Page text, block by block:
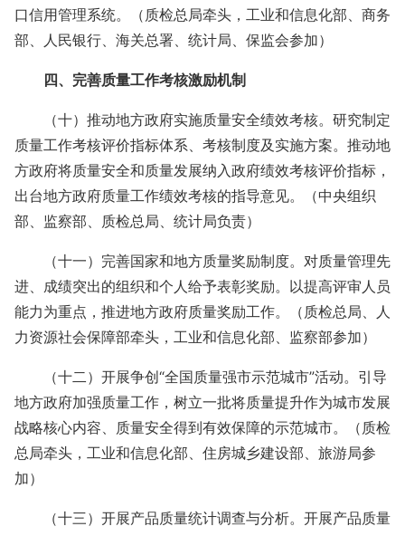
口信用管理系统。（质检总局牵头，工业和信息化部、商务
部、人民银行、海关总署、统计局、保监会参加）
四、完善质量工作考核激励机制
（十）推动地方政府实施质量安全绩效考核。研究制定
质量工作考核评价指标体系、考核制度及实施方案。推动地
方政府将质量安全和质量发展纳入政府绩效考核评价指标，
出台地方政府质量工作绩效考核的指导意见。（中央组织
部、监察部、质检总局、统计局负责）
（十一）完善国家和地方质量奖励制度。对质量管理先
进、成绩突出的组织和个人给予表彰奖励。以提高评审人员
能力为重点，推进地方政府质量奖励工作。（质检总局、人
力资源社会保障部牵头，工业和信息化部、监察部参加）
（十二）开展争创“全国质量强市示范城市”活动。引导
地方政府加强质量工作，树立一批将质量提升作为城市发展
战略核心内容、质量安全得到有效保障的示范城市。（质检
总局牵头，工业和信息化部、住房城乡建设部、旅游局参
加）
（十三）开展产品质量统计调查与分析。开展产品质量